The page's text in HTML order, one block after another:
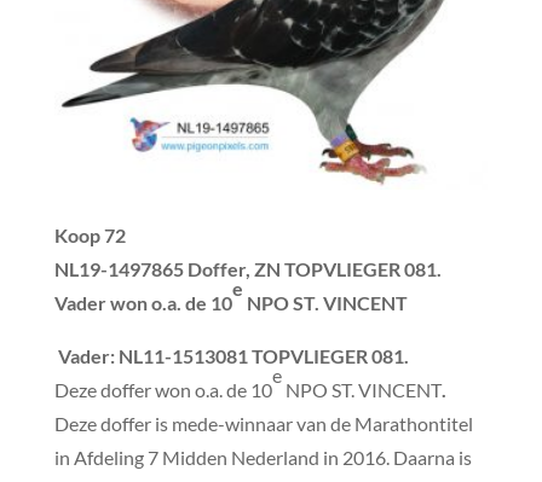
Koop 72
NL19-1497865 Doffer, ZN TOPVLIEGER 081.
Vader won o.a. de 10
e
NPO ST. VINCENT
Vader: NL11-1513081 TOPVLIEGER 081.
Deze doffer won o.a. de 10
e
NPO ST. VINCENT.
Deze doffer is mede-winnaar van de Marathontitel
in Afdeling 7 Midden Nederland in 2016. Daarna is